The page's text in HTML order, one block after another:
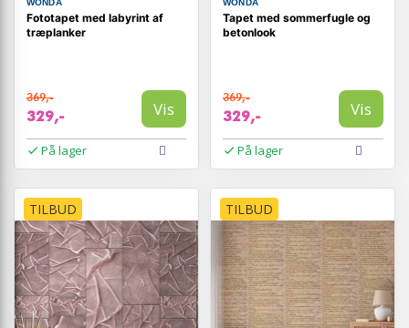
WONDA
Fototapet med labyrint af
træplanker
369,-
329,- Vis
På lager
WONDA
Tapet med sommerfugle og
betonlook
369,-
329,- Vis
På lager
TILBUD TILBUD